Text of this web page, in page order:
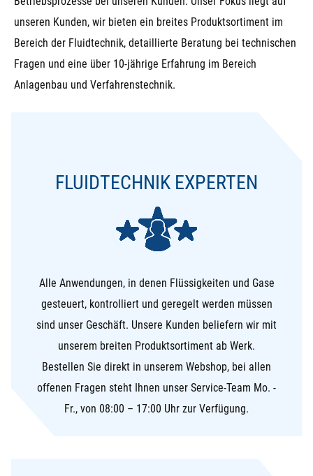
unseren Kunden, wir bieten ein breites Produktsortiment im
Bereich der Fluidtechnik, detaillierte Beratung bei technischen
Fragen und eine über 10-jährige Erfahrung im Bereich
Anlagenbau und Verfahrenstechnik.
FLUIDTECHNIK EXPERTEN
Alle Anwendungen, in denen Flüssigkeiten und Gase
gesteuert, kontrolliert und geregelt werden müssen
sind unser Geschäft. Unsere Kunden beliefern wir mit
unserem breiten Produktsortiment ab Werk.
Bestellen Sie direkt in unserem Webshop, bei allen
offenen Fragen steht Ihnen unser Service-Team Mo. -
Fr., von 08:00 – 17:00 Uhr zur Verfügung.